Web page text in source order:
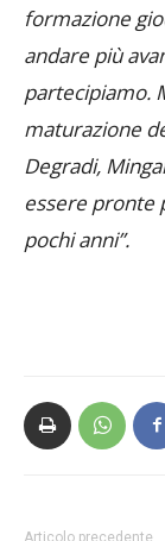
formazione
andare più
partecipiamo.
maturazione
Degradi,
essere pronte
pochi anni”.